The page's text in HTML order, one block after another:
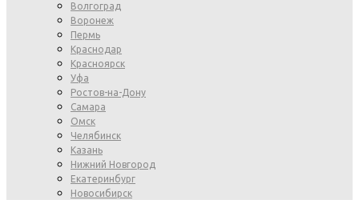
Волгоград
Воронеж
Пермь
Краснодар
Красноярск
Уфа
Ростов-на-Дону
Самара
Омск
Челябинск
Казань
Нижний Новгород
Екатеринбург
Новосибирск